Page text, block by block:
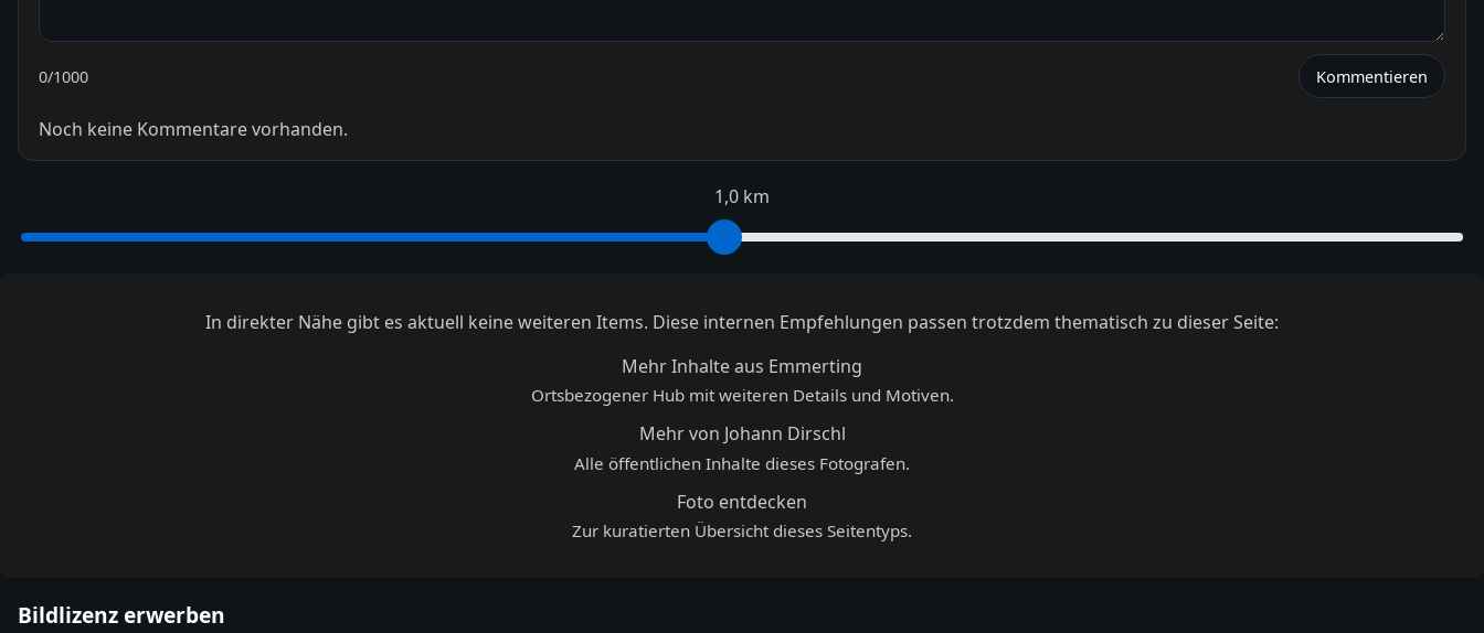
0/1000 Kommentieren
Noch keine Kommentare vorhanden.
1,0 km
In direkter Nähe gibt es aktuell keine weiteren Items. Diese internen Empfehlungen passen trotzdem thematisch zu dieser Seite:
Mehr Inhalte aus Emmerting
Ortsbezogener Hub mit weiteren Details und Motiven.
Mehr von Johann Dirschl
Alle öffentlichen Inhalte dieses Fotografen.
Foto entdecken
Zur kuratierten Übersicht dieses Seitentyps.
Bildlizenz erwerben